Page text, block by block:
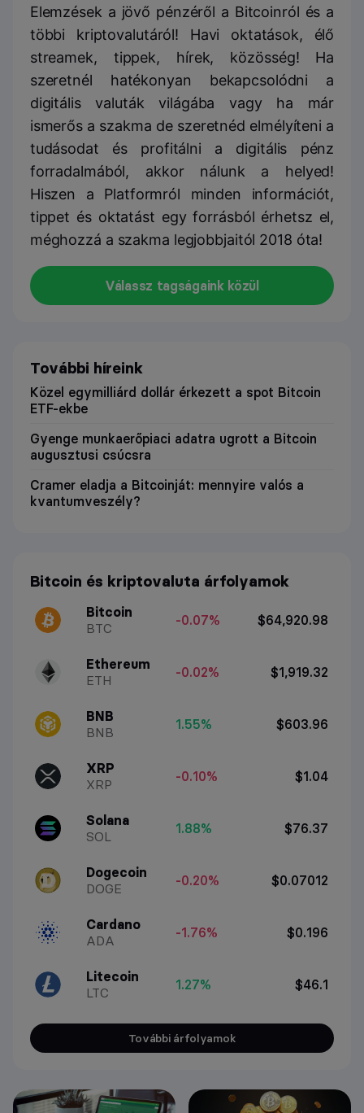
Elemzések a jövő pénzéről a Bitcoinról és a
többi kriptovalutáról! Havi oktatások, élő
streamek, tippek, hírek, közösség! Ha
szeretnél hatékonyan bekapcsolódni a
digitális valuták világába vagy ha már
ismerős a szakma de szeretnéd elmélyíteni a
tudásodat és profitálni a digitális pénz
forradalmából, akkor nálunk a helyed!
Hiszen a Platformról minden információt,
tippet és oktatást egy forrásból érhetsz el,
méghozzá a szakma legjobbjaitól 2018 óta!
Válassz tagságaink közül
További híreink
Közel egymilliárd dollár érkezett a spot Bitcoin
ETF-ekbe
Gyenge munkaerőpiaci adatra ugrott a Bitcoin
augusztusi csúcsra
Cramer eladja a Bitcoinját: mennyire valós a
kvantumveszély?
Bitcoin és kriptovaluta árfolyamok
Bitcoin
BTC
-0.07% $64,920.98
Ethereum
ETH
-0.02% $1,919.32
BNB
BNB
1.55% $603.96
XRP
XRP
-0.10% $1.04
Solana
SOL
1.88% $76.37
Dogecoin
DOGE
-0.20% $0.07012
Cardano
ADA
-1.76% $0.196
Litecoin
LTC
1.27% $46.1
További árfolyamok